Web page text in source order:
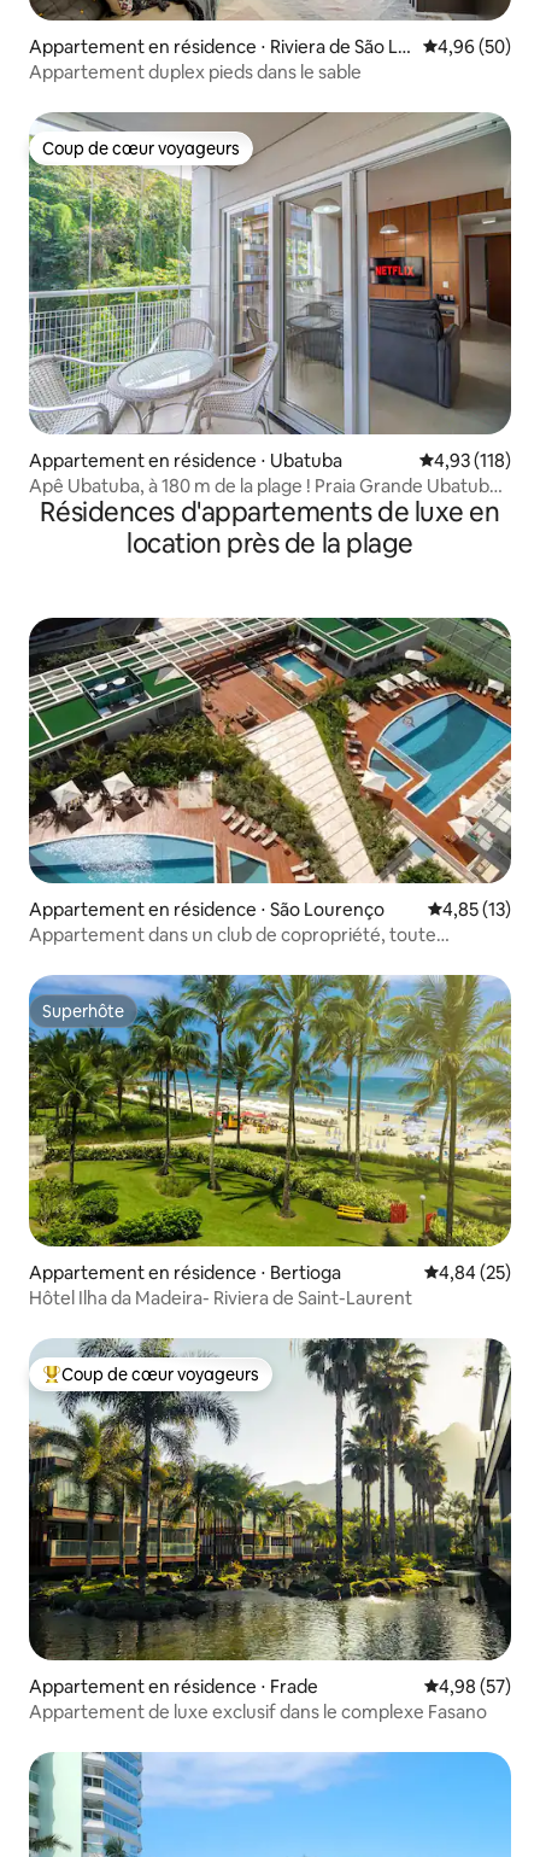
Appartement en résidence ⋅ Riviera de São Lo
urenço
Évaluation
4,96 (50)
Appartement duplex pieds dans le sable
Coup de cœur voyageurs
Coup de cœur voyageurs
Appartement en résidence ⋅ Ubatuba Évaluation
4,93 (118)
Apê Ubatuba, à 180 m de la plage ! Praia Grande Ubatuba-
SP
Résidences d'appartements de luxe en
location près de la plage
Appartement en résidence ⋅ São Lourenço Évaluation
4,85 (13)
Appartement dans un club de copropriété, toute
Superhôte
Superhôte
Appartement en résidence ⋅ Bertioga Évaluation
4,84 (25)
Hôtel Ilha da Madeira- Riviera de Saint-Laurent
Coups de cœur voyageurs les plus appréciés
Coup de cœur voyageurs
Appartement en résidence ⋅ Frade Évaluation
4,98 (57)
Appartement de luxe exclusif dans le complexe Fasano